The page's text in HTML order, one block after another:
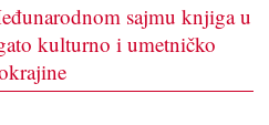
sajmu knjiga u
kulturno i umetničko